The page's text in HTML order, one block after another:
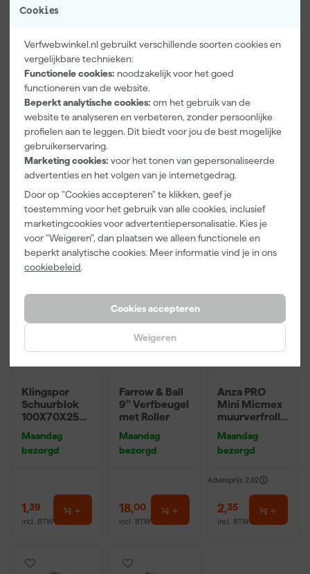
Cookies
Verfwebwinkel.nl gebruikt verschillende soorten cookies en
vergelijkbare technieken:
Functionele cookies: noodzakelijk voor het goed
functioneren van de website.
Beperkt analytische cookies: om het gebruik van de
website te analyseren en verbeteren, zonder persoonlijke
profielen aan te leggen. Dit biedt voor jou de best mogelijke
gebruikerservaring.
Marketing cookies: voor het tonen van gepersonaliseerde
advertenties en het volgen van je internetgedrag.
Door op "Cookies accepteren" te klikken, geef je
toestemming voor het gebruik van alle cookies, inclusief
marketingcookies voor advertentiepersonalisatie. Kies je
voor "Weigeren", dan plaatsen we alleen functionele en
beperkt analytische cookies. Meer informatie vind je in ons
cookiebeleid.
Cookies accepteren
Weigeren
Paintura
Lucamax
Washi tape -
50mx24mm
Maandag
bezorgd
Adviesprijs 6,00
3, 99
incl. BTW
Farrow & Ball
F&B
Kleurenwaaie
Maandag
22,00
incl. BTW
And Go
Verfbak -
12cm Roller -
0,5L + 5
Maandag
3, 99
incl. BTW
Klingspor
Schuurblok
100X70X25m
P220
Maandag
bezorgd
1,39
incl. BTW
Farrow & Ball
9" Verfbeugel
met Roller
Maandag
bezorgd
18,00
incl. BTW
Anza PRO
Mini Micmex
muurverfrolle
Maandag
bezorgd
Adviesprijs 2,62
2,35
incl. BTW